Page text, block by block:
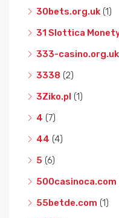
30bets.org.uk (1)
31 Slottica
333-casino.org.uk
3338 (2)
3Ziko.pl (1)
4 (7)
44 (4)
5 (6)
500casinoca.com
55betde.com (1)